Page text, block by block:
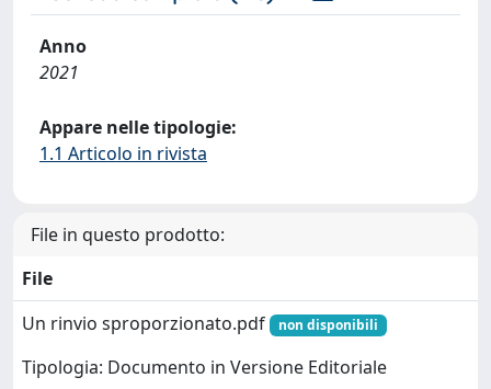
Anno
2021
Appare nelle tipologie:
1.1 Articolo in rivista
File in questo prodotto:
File
Un rinvio sproporzionato.pdf
non disponibili
Tipologia: Documento in Versione Editoriale